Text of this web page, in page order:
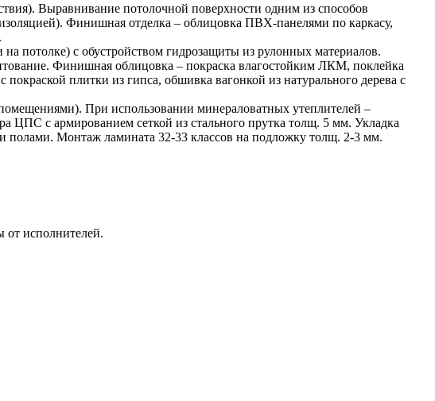
Выравнивание потолочной поверхности одним из способов
Финишная отделка – облицовка ПВХ-панелями по каркасу,
потолке) с обустройством гидрозащиты из рулонных материалов.
Финишная облицовка – покраска влагостойким ЛКМ, поклейка
плитки из гипса, обшивка вагонкой из натурального дерева с
При использовании минераловатных утеплителей –
ЦПС с армированием сеткой из стального прутка толщ. 5 мм. Укладка
полами. Монтаж ламината 32-33 классов на подложку толщ. 2-3 мм.
от исполнителей.